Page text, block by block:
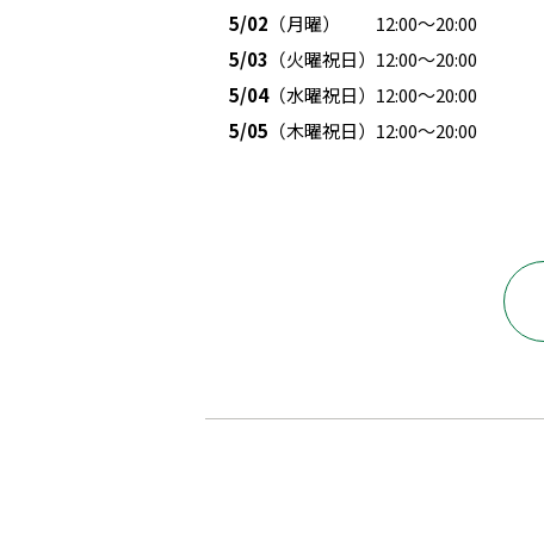
5/02 （月曜） 12:00～20:00
5/03 （火曜祝日）12:00～20:00
5/04（水曜祝日）12:00～20:00
5/05 （木曜祝日）12:00～20:00